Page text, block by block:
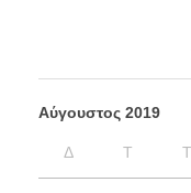
Αύγουστος 2019
Δ Τ Τ